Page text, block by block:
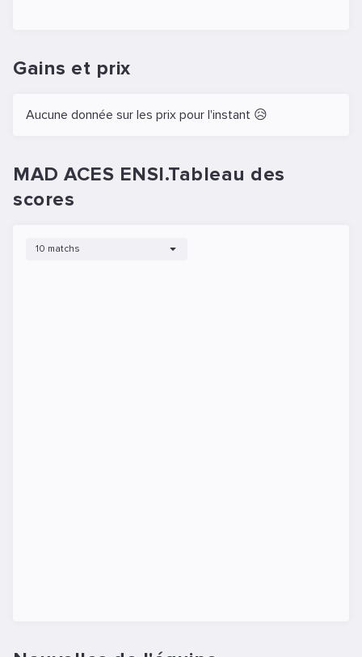
Gains et prix
Aucune donnée sur les prix pour l'instant 😥
MAD ACES ENSI.Tableau des
scores
10 matchs